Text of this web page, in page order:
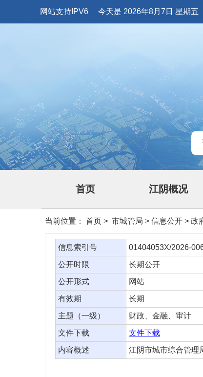
网站支持IPV6 今天是 2026年8月7日 星期五
首页 江阴概况
当前位置： 首页 > 市城管局 > 信息公开 > 政
信息索引号 01404053X/2026-
公开时限 长期公开
公开形式 网站
有效期 长期
主题（一级） 财政、金融、审计
文件下载 文件下载
内容概述 江阴市城市综合管理